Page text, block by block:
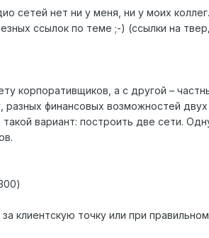
сетей нет ни у меня, ни у моих
ссылок по теме ;-) (ссылки на
корпоративщиков, а с другой –
финансовых возможностей
вариант: построить две сети.
клиентскую точку или при